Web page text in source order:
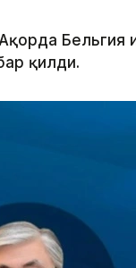
Бельгия
қилди.